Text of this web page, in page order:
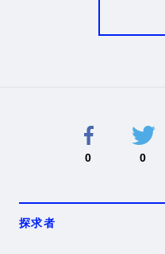
0 0
探求者